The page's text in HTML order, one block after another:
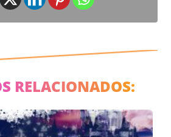
RELACIONADOS: